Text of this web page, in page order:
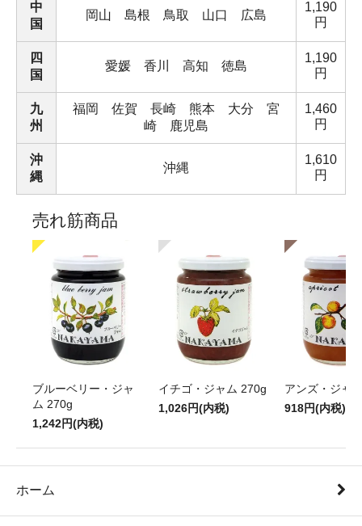
中
国
岡山 島根 鳥取 山口 広島
1,190
円
四
国
愛媛 香川 高知 徳島
1,190
円
九
州
福岡 佐賀 長崎 熊本 大分 宮
崎 鹿児島
1,460
円
沖
縄
沖縄
1,610
円
売れ筋商品
ブルーベリー・ジャ
ム 270g
1,242円(内税)
イチゴ・ジャム 270g
1,026円(内税)
アンズ・ジャ
918円(内税)
ホーム